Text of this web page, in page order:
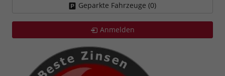
Geparkte Fahrzeuge (0)
Anmelden